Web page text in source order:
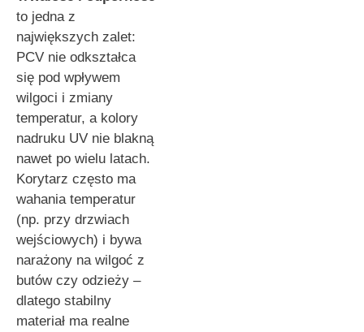
to jedna z
największych zalet:
PCV nie odkształca
się pod wpływem
wilgoci i zmiany
temperatur, a kolory
nadruku UV nie blakną
nawet po wielu latach.
Korytarz często ma
wahania temperatur
(np. przy drzwiach
wejściowych) i bywa
narażony na wilgoć z
butów czy odzieży –
dlatego stabilny
materiał ma realne